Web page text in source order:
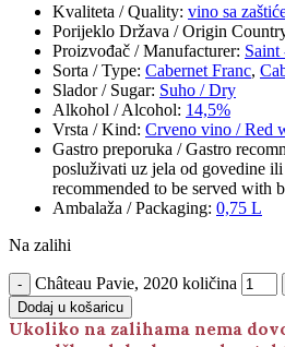
Kvaliteta / Quality: vino sa
Porijeklo Država / Origin
Proizvođač / Manufacturer:
Sorta / Type: Cabernet Franc,
Slador / Sugar: Suho / Dry
Alkohol / Alcohol: 14,5%
Vrsta / Kind: Crveno vino / Red
Gastro preporuka / Gastro
posluživati uz jela od govedine
recommended to be served with
Ambalaža / Packaging: 0,75 L
Na zalihi
Château Pavie, 2020 količina
Dodaj u košaricu
Ukoliko na zalihama nema